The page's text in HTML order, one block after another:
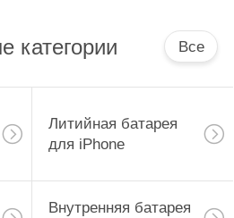
категории Все
Литийная батарея
для iPhone
Внутренняя батарея